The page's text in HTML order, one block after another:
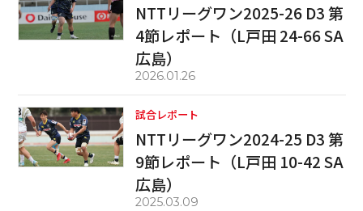
NTTリーグワン2025-26 D3 第
4節レポート（L戸田 24-66 SA
広島）
2026.01.26
試合レポート
NTTリーグワン2024-25 D3 第
9節レポート（L戸田 10-42 SA
広島）
2025.03.09